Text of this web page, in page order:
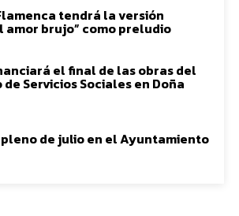
tendrá la versión
amor brujo” como preludio
el final de las obras del
Servicios Sociales en Doña
de julio en el Ayuntamiento